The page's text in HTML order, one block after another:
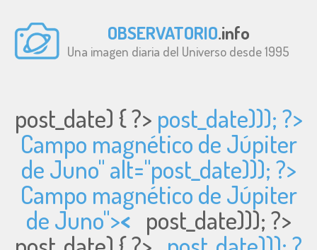
OBSERVATORIO.info
Una imagen diaria del Universo desde 1995
post_date) { ?> post_date))); ?>
Campo magnético de Júpiter
de Juno" alt="post_date))); ?>
Campo magnético de Júpiter
de Juno">< post_date))); ?>